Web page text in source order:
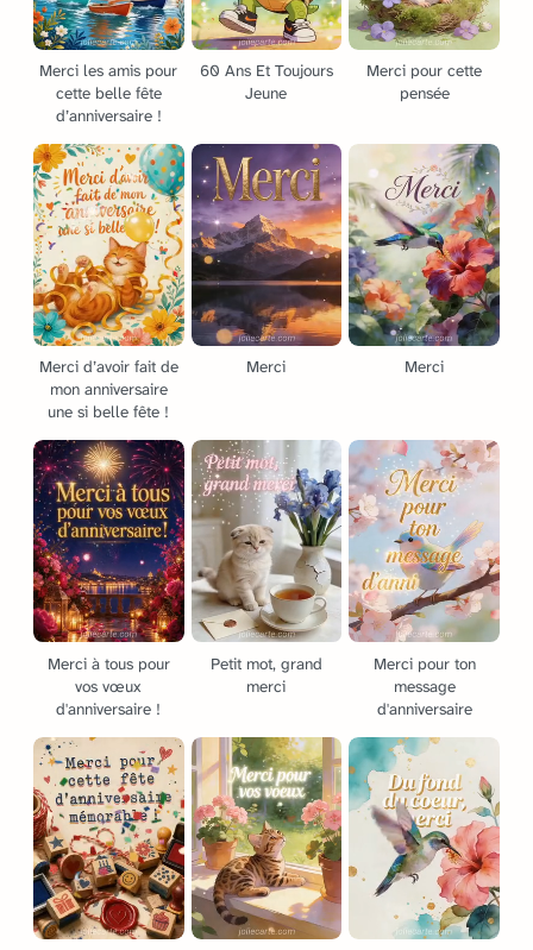
Merci les amis pour
cette belle fête
d’anniversaire !
60 Ans Et Toujours
Jeune
Merci pour cette
pensée
Merci d’avoir fait de
mon anniversaire
une si belle fête !
Merci Merci
Merci à tous pour
vos vœux
d'anniversaire !
Petit mot, grand
merci
Merci pour ton
message
d'anniversaire